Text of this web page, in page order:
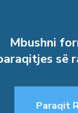
Mbushni
së
Paraqit